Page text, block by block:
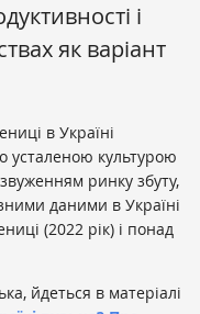
і
як варіант
в Україні
усталеною культурою
ринку збуту,
даними в Україні
(2022 рік) і понад
йдеться в матеріалі